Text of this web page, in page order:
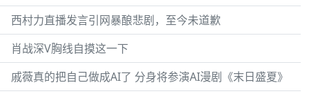
西村力直播发言引网暴酿悲剧，至今未道歉
肖战深V胸线自摸这一下
戚薇真的把自己做成AI了 分身将参演AI漫剧《末日盛夏》